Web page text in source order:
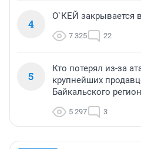
4
О`КЕЙ закрывается
7 325 22
5
Кто потерял из-за
крупнейших
Байкальского
5 297 3